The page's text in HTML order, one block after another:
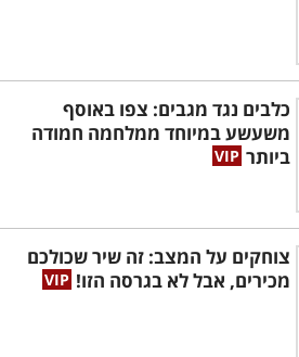
כלבים נגד מגבים: צפו באוסף
משעשע במיוחד ממלחמה חמודה
ביותר
צוחקים על המצב: זה שיר שכולכם
מכירים, אבל לא בגרסה הזו!